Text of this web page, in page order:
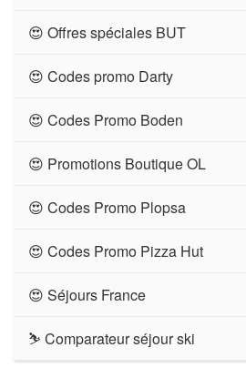
😍 Offres spéciales BUT
😍 Codes promo Darty
😍 Codes Promo Boden
😍 Promotions Boutique OL
😍 Codes Promo Plopsa
😍 Codes Promo Pizza Hut
😍 Séjours France
⛷ Comparateur séjour ski